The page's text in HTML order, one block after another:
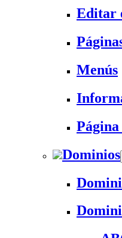
Editar
Menús
Dominios